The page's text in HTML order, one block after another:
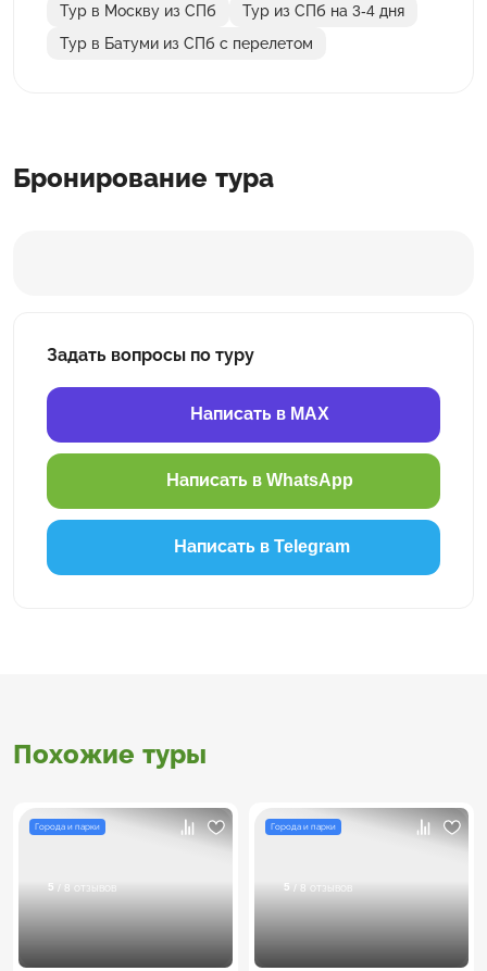
Тур в Москву из СПб
Тур из СПб на 3-4 дня
Тур в Батуми из СПб с перелетом
Бронирование тура
Задать вопросы по туру
Написать в MAX
Написать в WhatsApp
Написать в Telegram
Похожие туры
Города и парки
5 / 8 отзывов
Города и парки
5 / 8 отзывов